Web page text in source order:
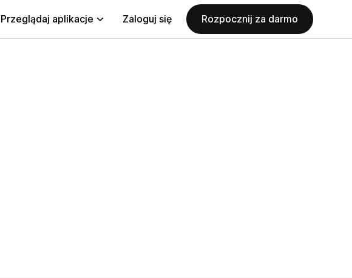
Przeglądaj aplikacje Zaloguj się Rozpocznij za darmo